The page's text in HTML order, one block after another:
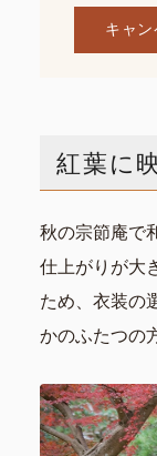
キャ
紅葉に
秋の宗節庵で
仕上がりが大
ため、衣装の
かのふたつの